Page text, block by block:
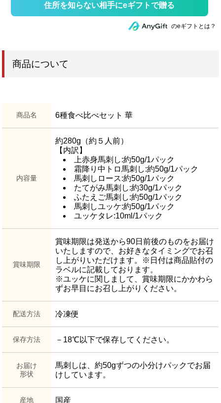
住所を知らない相手にeギフトで贈る
のeギフトとは？
商品について
商品名 6種食べ比べセット 華
内容量
約280g（約５人前）
【内訳】
上赤身馬刺し:約50g/1パック
霜降り中トロ馬刺し:約50g/1パック
馬刺しロース:約50g/1パック
たてがみ馬刺し:約30g/1パック
ふたえご馬刺し:約50g/1パック
馬刺しユッケ:約50g/1パック
ユッケタレ:10ml/1パック
賞味期限
賞味期限は発送から90日前後のものをお届け
いたしますので、お好きなタイミングでお召
し上がりいただけます。※日付は商品貼付の
ラベルに記載しております。
※ユッケに関しまして、賞味期限にかかわら
ずお早目にお召し上がりください。
配送方法 冷凍便
保存方法 －18℃以下で保存してください。
お届け
形状
馬刺しは、約50gずつの小分けパックでお届
けしています。
産地 国産